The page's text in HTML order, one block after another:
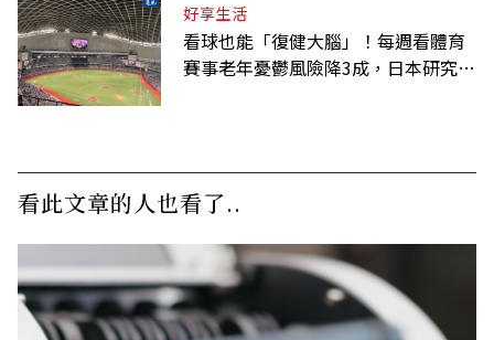
好享生活
看球也能「復健大腦」！每週看體育
賽事老年憂鬱風險降3成，日本研究：
看此文章的人也看了..